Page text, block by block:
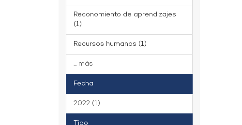
Reconomiento de aprendizajes
(1)
Recursos humanos (1)
... más
Fecha
2022 (1)